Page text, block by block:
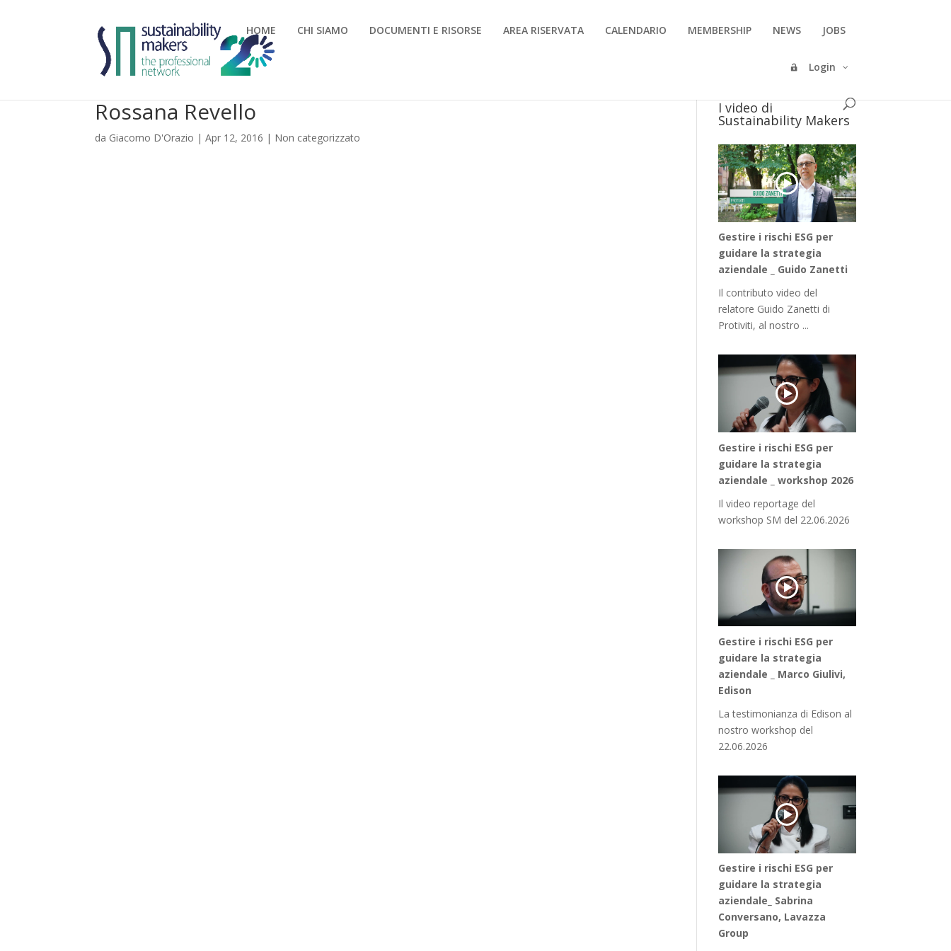
HOME CHI SIAMO DOCUMENTI E RISORSE AREA RISERVATA CALENDARIO MEMBERSHIP NEWS JOBS
Login
Rossana Revello
da Giacomo D'Orazio |Apr 12, 2016 | Non categorizzato
I video di
Sustainability Makers
Gestire i rischi ESG per
guidare la strategia
aziendale _ Guido Zanetti
Il contributo video del
relatore Guido Zanetti di
Protiviti, al nostro ...
Gestire i rischi ESG per
guidare la strategia
aziendale _ workshop 2026
Il video reportage del
workshop SM del 22.06.2026
Gestire i rischi ESG per
guidare la strategia
aziendale _ Marco Giulivi,
Edison
La testimonianza di Edison al
nostro workshop del
22.06.2026
Gestire i rischi ESG per
guidare la strategia
aziendale_ Sabrina
Conversano, Lavazza
Group